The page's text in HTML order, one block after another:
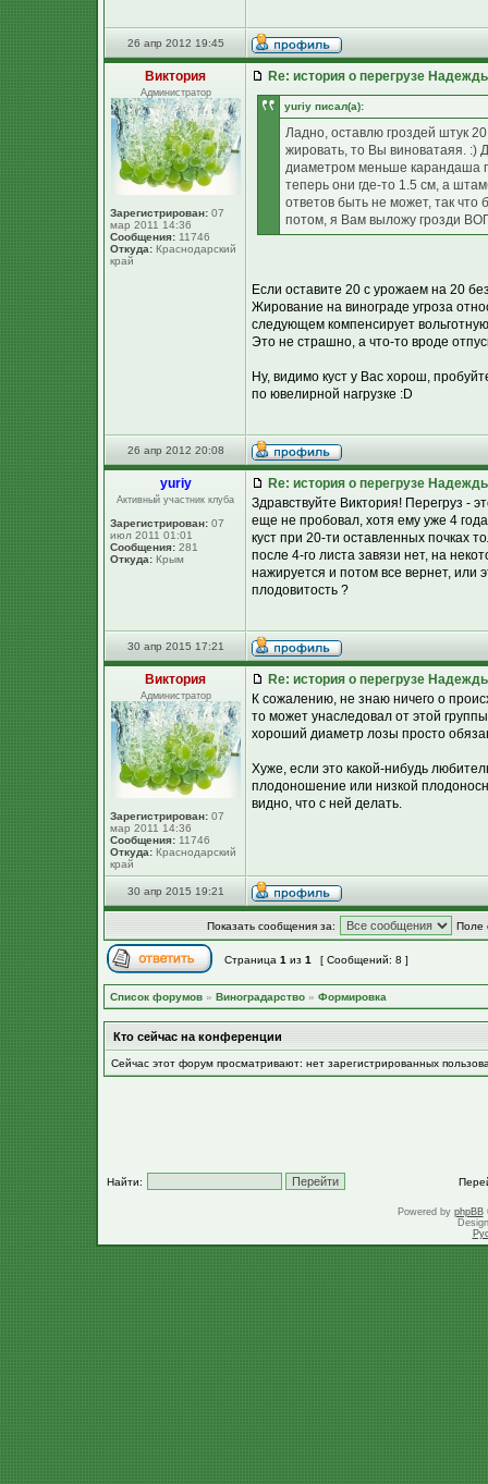
26 апр 2012 19:45
Виктория
Администратор
Зарегистрирован: 07
мар 2011 14:36
Сообщения: 11746
Откуда: Краснодарский
край
Re: история о перегрузе
yuriy писал(а):
Ладно, оставлю гроздей штук
жировать, то Вы виноватаяя. :)
диаметром меньше карандаша
теперь они где-то 1.5 см, а
ответов быть не может, так что
потом, я Вам выложу грозди
Если оставите 20 с урожаем на 20
Жирование на винограде угроза
следующем компенсирует
Это не страшно, а что-то вроде
Ну, видимо куст у Вас хорош,
по ювелирной нагрузке :D
26 апр 2012 20:08
yuriy
Активный участник клуба
Зарегистрирован: 07
июл 2011 01:01
Сообщения: 281
Откуда: Крым
Re: история о перегрузе
Здравствуйте Виктория! Перегруз -
еще не пробовал, хотя ему уже 4
куст при 20-ти оставленных почках
после 4-го листа завязи нет, на
нажируется и потом все вернет, или
плодовитость ?
30 апр 2015 17:21
Виктория
Администратор
Зарегистрирован: 07
мар 2011 14:36
Сообщения: 11746
Откуда: Краснодарский
край
Re: история о перегрузе
К сожалению, не знаю ничего о
то может унаследовал от этой
хороший диаметр лозы просто
Хуже, если это какой-нибудь
плодоношение или низкой
видно, что с ней делать.
30 апр 2015 19:21
Показать сообщения за: Поле
Страница 1 из 1 [ Сообщений: 8 ]
Список форумов » Виноградарство » Формировка
Кто сейчас на конференции
Сейчас этот форум просматривают: нет зарегистрированных
Найти:
Powered by phpBB